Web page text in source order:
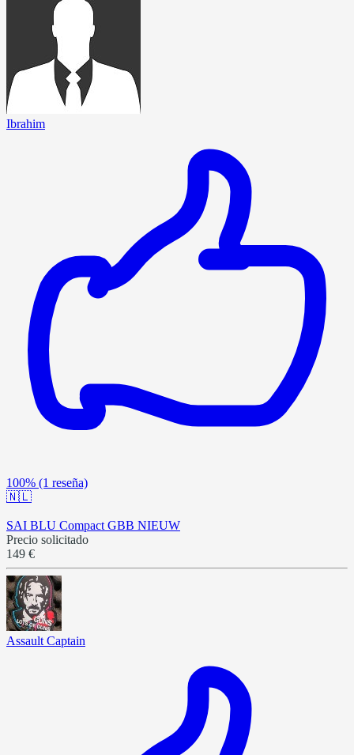
Ibrahim
100% (1 reseña)
🇳🇱
SAI BLU Compact GBB NIEUW
Precio solicitado
149 €
Assault Captain